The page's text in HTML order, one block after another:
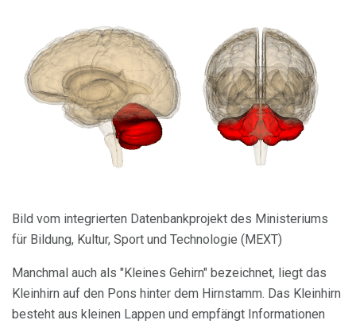
Bild vom integrierten Datenbankprojekt des Ministeriums
für Bildung, Kultur, Sport und Technologie (MEXT)
Manchmal auch als "Kleines Gehirn" bezeichnet, liegt das
Kleinhirn auf den Pons hinter dem Hirnstamm. Das Kleinhirn
besteht aus kleinen Lappen und empfängt Informationen